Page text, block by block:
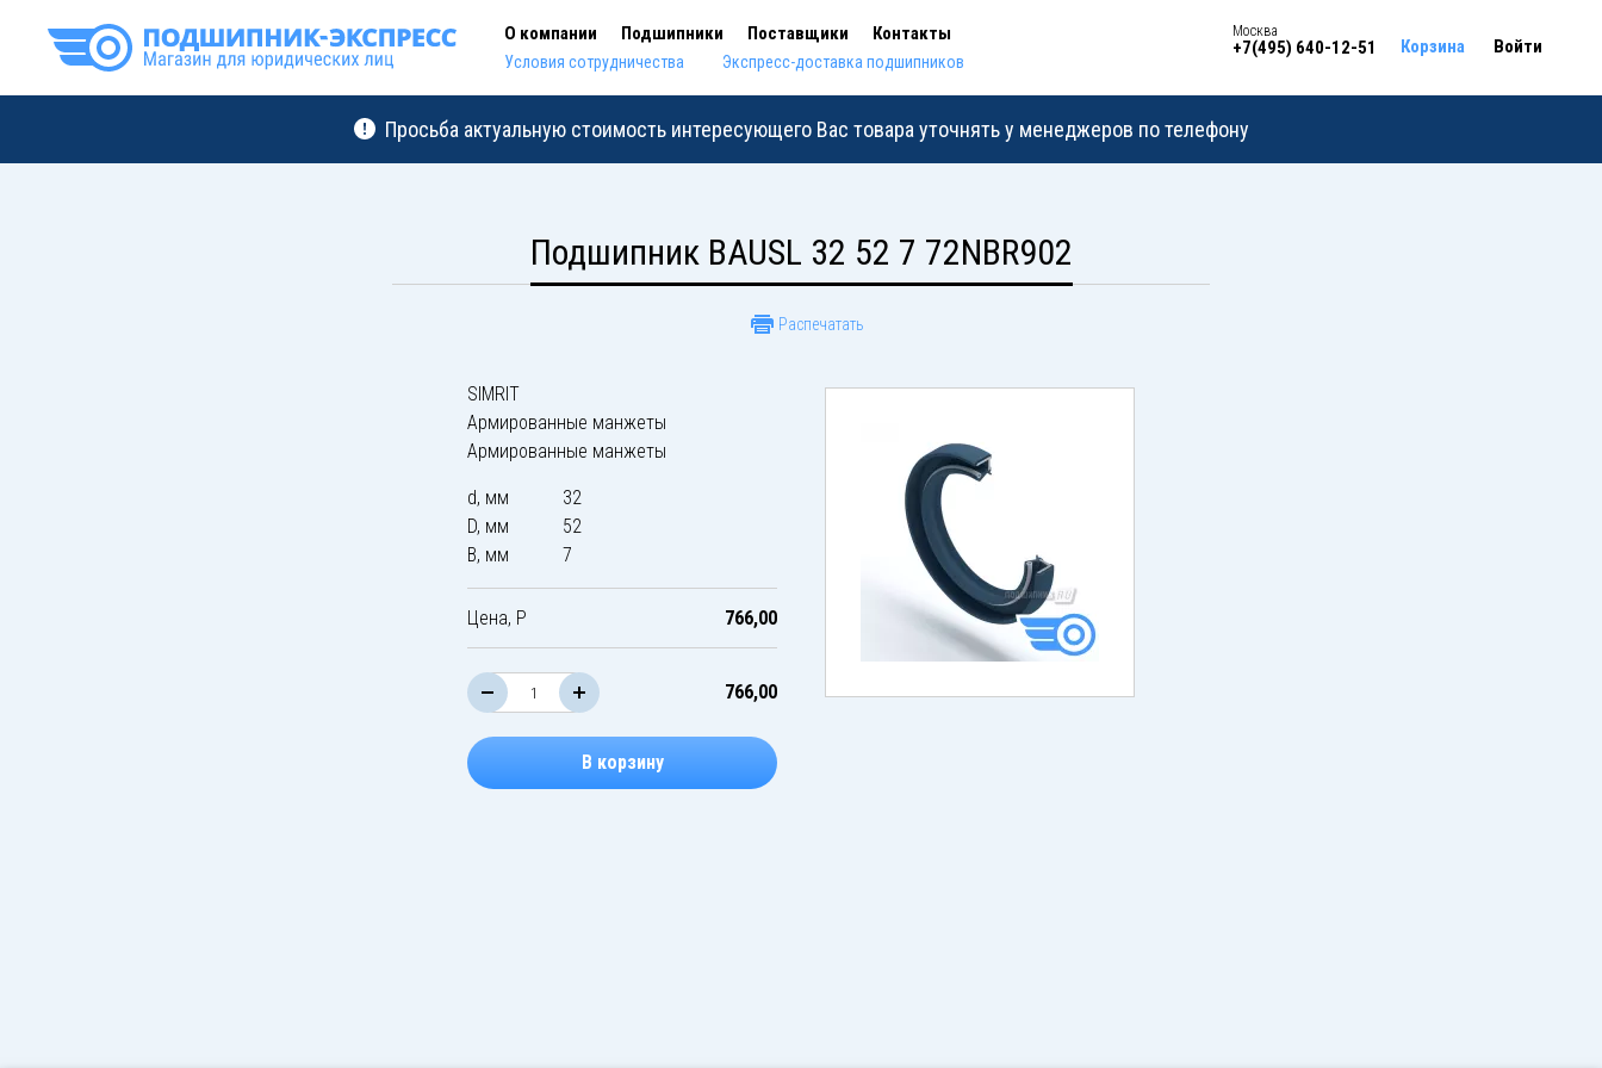
О компании Подшипники Поставщики Контакты
Условия сотрудничества Экспресс-доставка подшипников
Москва
+7(495) 640-12-51 Корзина Войти
Просьба актуальную стоимость интересующего Вас товара уточнять у менеджеров по телефону
Подшипник BAUSL 32 52 7 72NBR902
Распечатать
SIMRIT
Армированные манжеты
Армированные манжеты
d, мм
32
D, мм
52
B, мм
7
Цена, Р 766,00
766,00
В корзину